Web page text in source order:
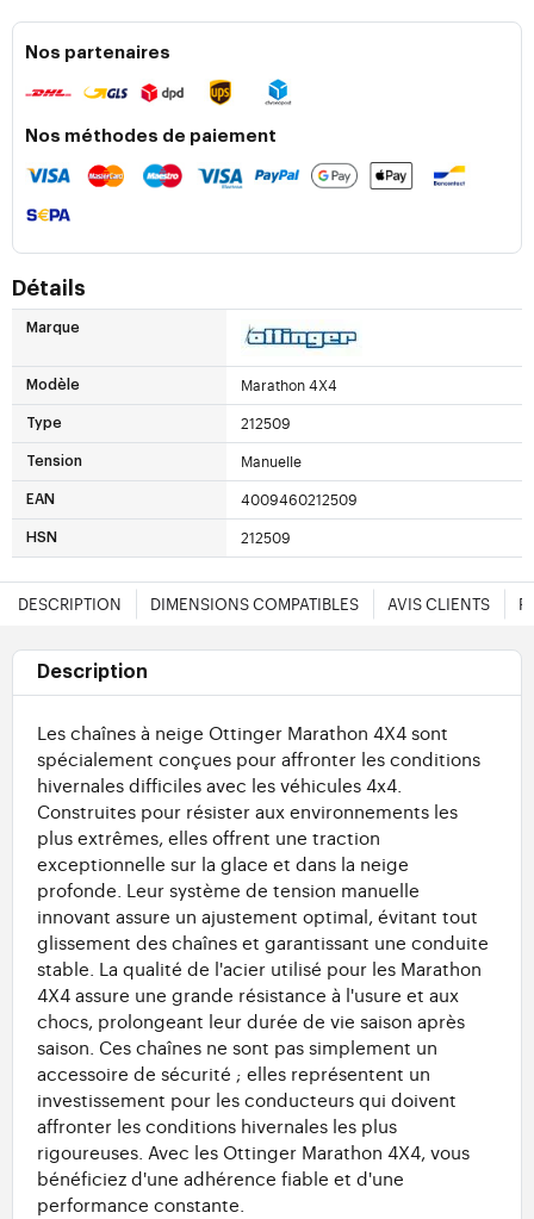
Nos partenaires
Nos méthodes de paiement
Détails
Marque
Modèle Marathon 4X4
Type 212509
Tension Manuelle
EAN 4009460212509
HSN 212509
DESCRIPTION DIMENSIONS COMPATIBLES AVIS CLIENTS
Description
Les chaînes à neige Ottinger Marathon 4X4 sont
spécialement conçues pour affronter les conditions
hivernales difficiles avec les véhicules 4x4.
Construites pour résister aux environnements les
plus extrêmes, elles offrent une traction
exceptionnelle sur la glace et dans la neige
profonde. Leur système de tension manuelle
innovant assure un ajustement optimal, évitant tout
glissement des chaînes et garantissant une conduite
stable. La qualité de l'acier utilisé pour les Marathon
4X4 assure une grande résistance à l'usure et aux
chocs, prolongeant leur durée de vie saison après
saison. Ces chaînes ne sont pas simplement un
accessoire de sécurité ; elles représentent un
investissement pour les conducteurs qui doivent
affronter les conditions hivernales les plus
rigoureuses. Avec les Ottinger Marathon 4X4, vous
bénéficiez d'une adhérence fiable et d'une
performance constante.